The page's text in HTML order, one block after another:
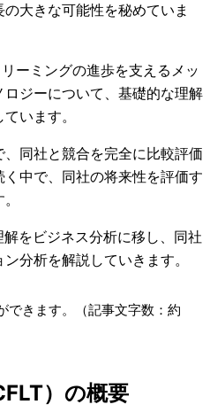
大きな可能性を秘めていま
ーミングの進歩を支えるメッ
ジーについて、基礎的な理解
います。
同社と競合を完全に比較評価
中で、同社の将来性を評価す
をビジネス分析に移し、同社
分析を解説していきます。
できます。（記事文字数：約
）の概要